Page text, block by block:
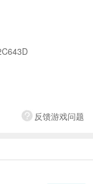
反馈游戏问题